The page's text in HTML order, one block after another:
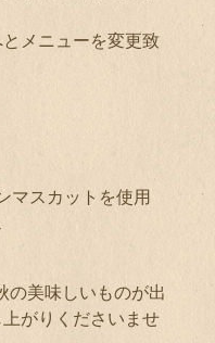
メニューを変更致
マスカットを使用
美味しいものが出
がりくださいませ